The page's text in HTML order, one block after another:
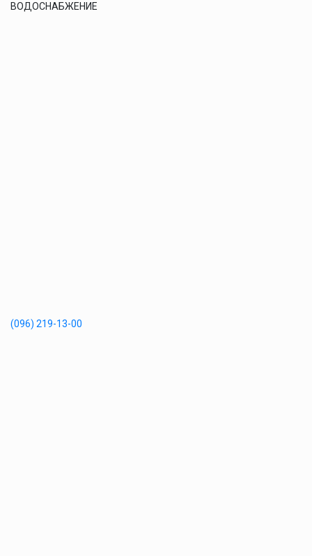
ВОДОСНАБЖЕНИЕ
(096) 219-13-00